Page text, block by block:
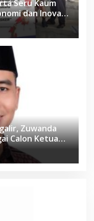
Seru Kaum
dan Inovasi
Zuwanda
Calon Ketua